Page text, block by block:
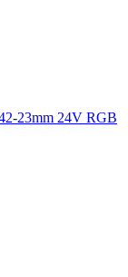
23mm 24V RGB